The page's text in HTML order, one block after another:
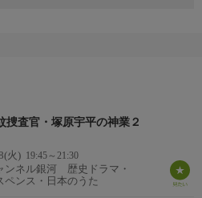
崎は15年前、『扇庵』の従業員・
家規政、喜多嶋舞、羽場裕一、矢
夏八木勲 ほか
捜査官・塚原宇平の神業２
火) 19:45～21:30
ンネル銀河 歴史ドラマ・
ペンス・日本のうた